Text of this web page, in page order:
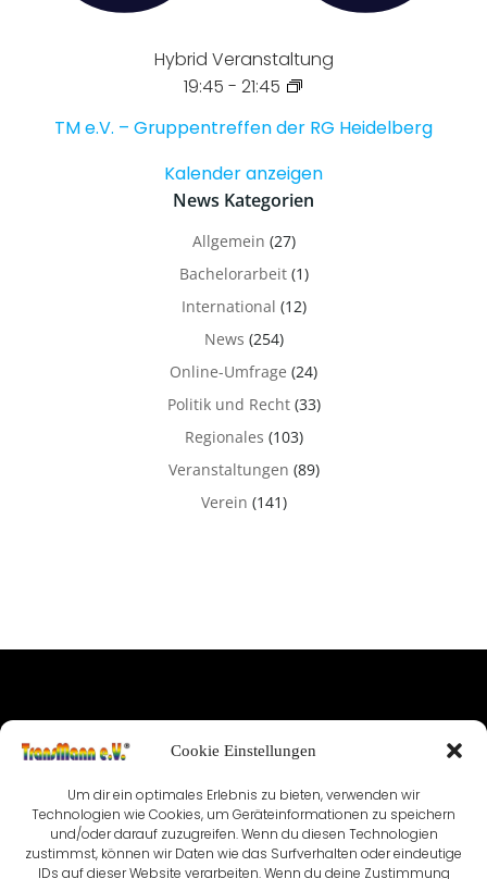
Cookie Einstellungen
Um dir ein optimales Erlebnis zu bieten, verwenden wir
Technologien wie Cookies, um Geräteinformationen zu speichern
und/oder darauf zuzugreifen. Wenn du diesen Technologien
zustimmst, können wir Daten wie das Surfverhalten oder eindeutige
IDs auf dieser Website verarbeiten. Wenn du deine Zustimmung
Hybrid Veranstaltung
19:45 - 21:45
TM e.V. – Gruppentreffen der RG Heidelberg
Kalender anzeigen
News Kategorien
Allgemein (27)
Bachelorarbeit(1)
International (12)
News (254)
Online-Umfrage (24)
Politik und Recht(33)
Regionales (103)
Veranstaltungen (89)
Verein (141)
IMPRESSUM
VEREINSSATZUNG KONTAKT
COOKIE-RICHTLINIE (EU)